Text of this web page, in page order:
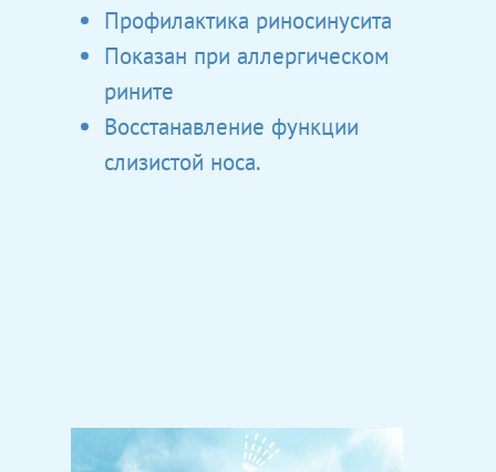
Профилактика риносинусита
Показан при аллергическом
рините
Восстанавление функции
слизистой носа.